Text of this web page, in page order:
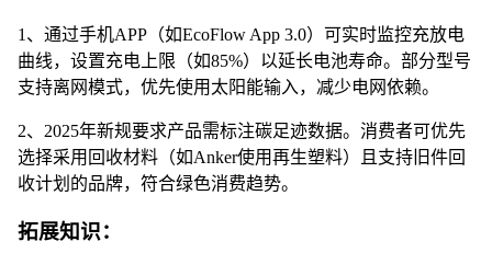
1、通过手机APP（如EcoFlow App 3.0）可实时监控充放电
曲线，设置充电上限（如85%）以延长电池寿命。部分型号
支持离网模式，优先使用太阳能输入，减少电网依赖。
2、2025年新规要求产品需标注碳足迹数据。消费者可优先
选择采用回收材料（如Anker使用再生塑料）且支持旧件回
收计划的品牌，符合绿色消费趋势。
拓展知识：